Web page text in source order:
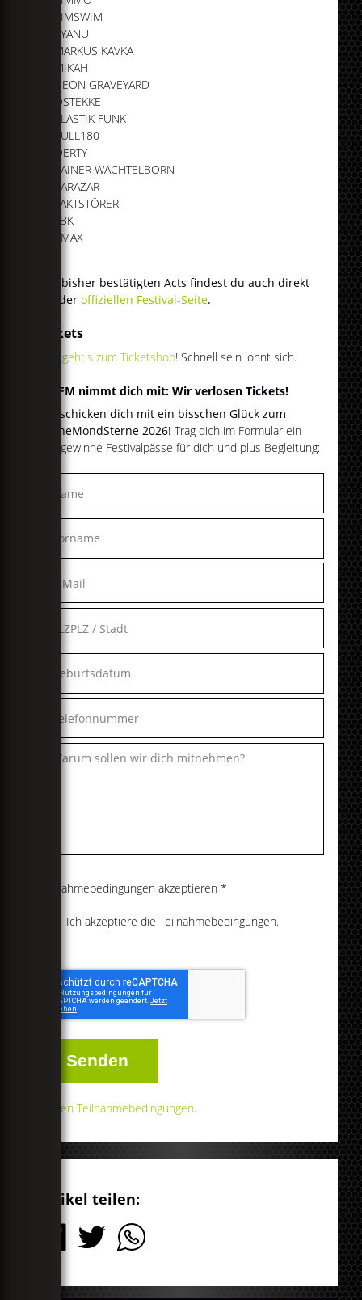
KIMSWIM
KYANU
MARKUS KAVKA
MIKAH
NEON GRAVEYARD
OSTEKKE
PLASTIK FUNK
PULL180
QERTY
RAINER WACHTELBORN
SARAZAR
TAKTSTÖRER
TBK
VMAX
Alle bisher bestätigten Acts findest du auch direkt
auf deroffiziellen Festival-Seite.
Tickets
Hier geht's zum Ticketshop! Schnell sein lohnt sich.
egoFM nimmt dich mit: Wir verlosen Tickets!
Wir schicken dich mit ein bisschen Glück zum
SonneMondSterne 2026! Trag dich im Formular ein
und gewinne Festivalpässe für dich und plus Begleitung:
Teilnahmebedingungen akzeptieren *
Ich akzeptiere die Teilnahmebedingungen.
Senden
Zu den Teilnahmebedingungen.
Artikel teilen: